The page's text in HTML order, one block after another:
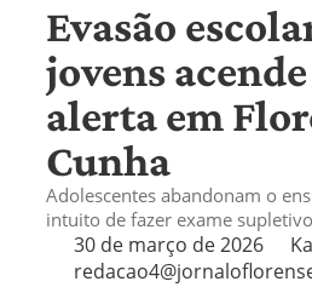
Evasão
jovens
alerta em
Cunha
Adolescentes abandonam o
intuito de fazer exame
30 de março de 2026